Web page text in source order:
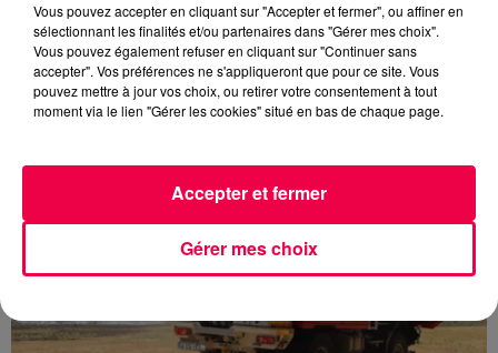
5 août 2026
Des assiettes Linvosges rappelées pour
excès de plomb
Du plomb a été détecté dans deux assiettes en
Vous pouvez accepter en cliquant sur "Accepter et fermer", ou affiner en
sélectionnant les finalités et/ou partenaires dans "Gérer mes choix".
Vous pouvez également refuser en cliquant sur "Continuer sans
accepter". Vos préférences ne s'appliqueront que pour ce site. Vous
pouvez mettre à jour vos choix, ou retirer votre consentement à tout
moment via le lien "Gérer les cookies" situé en bas de chaque page.
Gérer mes choix
Accepter et fermer